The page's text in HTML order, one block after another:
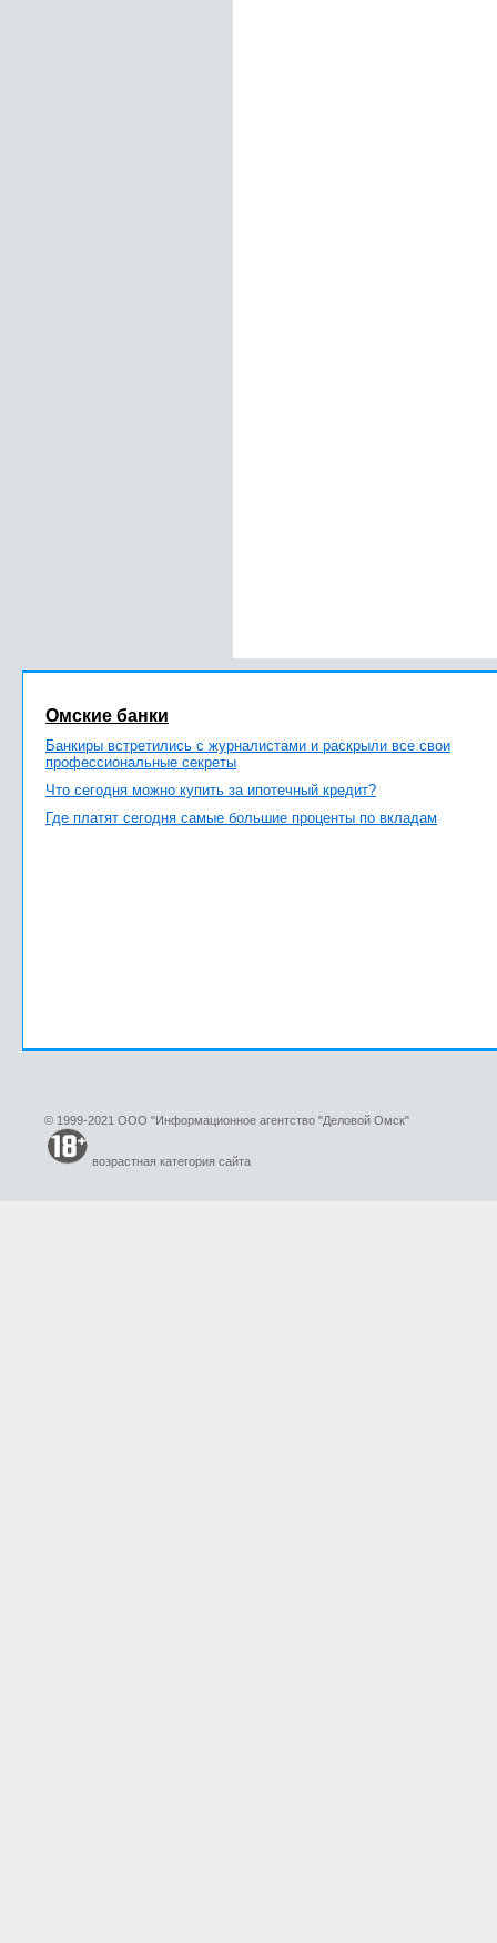
Омские банки
Банкиры встретились с журналистами и раскрыли все свои
профессиональные секреты
Что сегодня можно купить за ипотечный кредит?
Где платят сегодня самые большие проценты по вкладам
© 1999-2021 ООО "Информационное агентство "Деловой Омск"
возрастная категория сайта